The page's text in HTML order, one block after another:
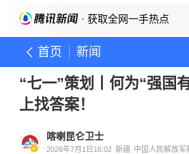
· 获取全网一手热点
首页 新闻
“七一”策划丨何为“强国
上找答案！
喀喇昆仑卫士
2026年7月1日16:02 新疆 中国人民解放军